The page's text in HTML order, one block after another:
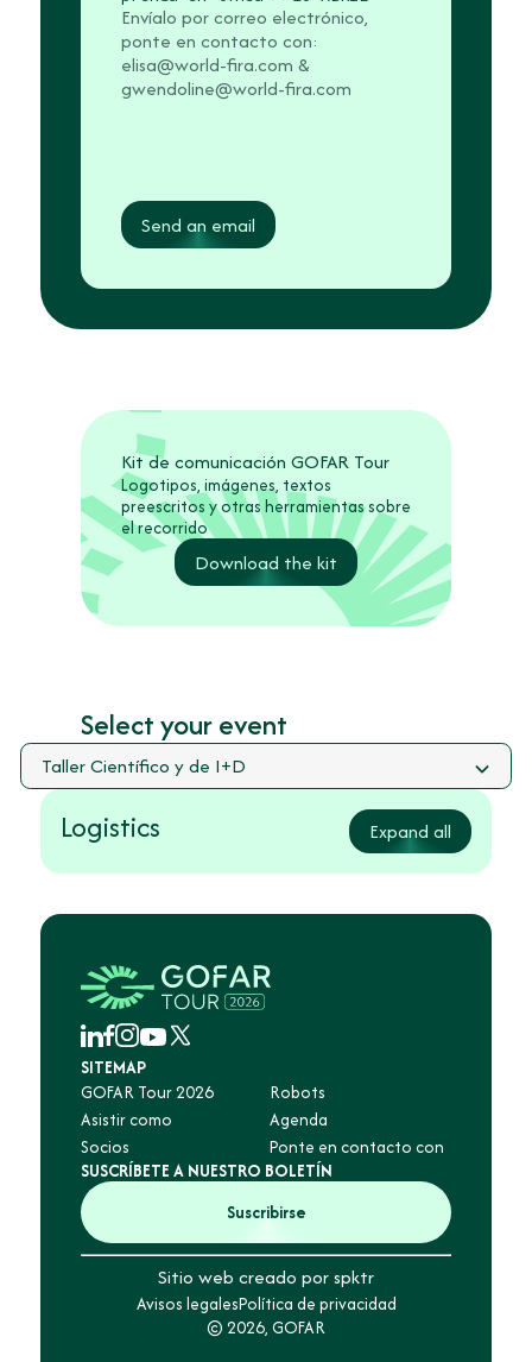
Envíalo por correo electrónico,
ponte en contacto con:
elisa@world-fira.com &
gwendoline@world-fira.com
Send an email
Kit de comunicación GOFAR Tour
Logotipos, imágenes, textos
preescritos y otras herramientas sobre
el recorrido
Download the kit
Select your event
Logistics Expand all
SITEMAP
GOFAR Tour 2026
Robots
Asistir como
Agenda
Socios
Ponte en contacto con
SUSCRÍBETE A NUESTRO BOLETÍN
Suscribirse
Sitio web creado por spktr
Avisos legalesPolítica de privacidad
© 2026, GOFAR